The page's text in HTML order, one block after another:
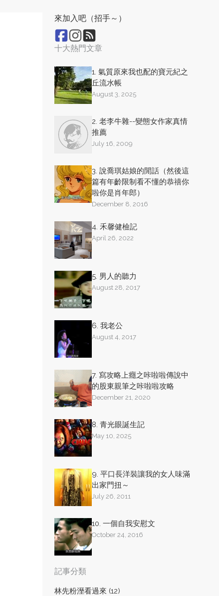
來加入吧（招手～）
十大熱門文章
1. 氣質原來我也配的寶元紀之
丘流水帳
August 3, 2025
2. 老李牛雜--變態女作家真情
推薦
July 16, 2009
3. 說喬琪姑娘的閒話（然後這
篇有年齡限制看不懂的恭禧你
啦你是肖年郎）
December 8, 2016
4. 禾馨健檢記
April 26, 2022
5. 男人的聽力
August 28, 2017
6. 我老公
August 4, 2017
7. 寫攻略上癮之咔啦啦傳說中
的股東親筆之咔啦啦攻略
December 21, 2020
8. 青光眼誕生記
May 10, 2025
9. 平口長洋裝讓我的女人味滿
出家門扭～
July 26, 2011
10. 一個自我安慰文
October 24, 2016
記事分類
林先粉溼看過來 (12)